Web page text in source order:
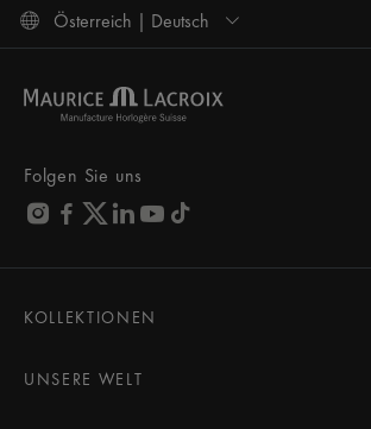
Österreich | Deutsch
Folgen Sie uns
KOLLEKTIONEN
AIKON
UNSERE WELT